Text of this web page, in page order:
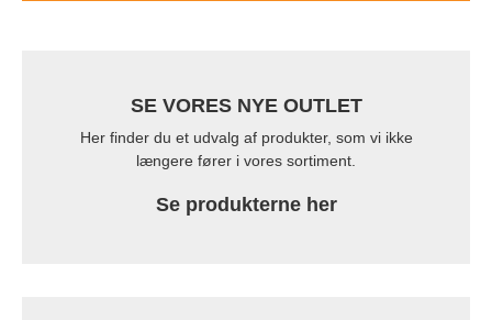
SE VORES NYE OUTLET
Her finder du et udvalg af produkter, som vi ikke
længere fører i vores sortiment.
Se produkterne her